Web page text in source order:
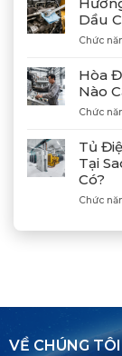
Dầu
Chức
Hòa
Nào
Chức
Tủ
Tại
Có?
Chức
VỀ CHÚNG TÔI